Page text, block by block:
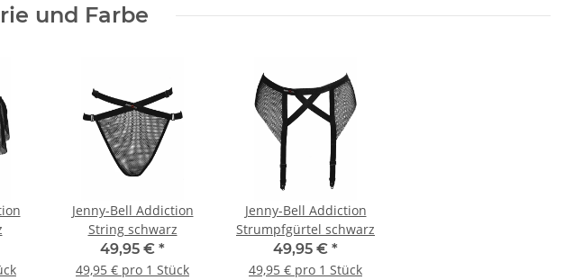
und Farbe
Jenny-Bell Addiction
String schwarz
49,95 € *
49,95 € pro 1 Stück
Jenny-Bell Addiction
Strumpfgürtel schwarz
49,95 € *
49,95 € pro 1 Stück